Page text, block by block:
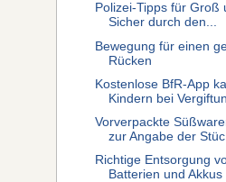
Polizei-Tipps für Groß
Sicher durch den...
Bewegung für einen
Rücken
Kostenlose BfR-App
Kindern bei
Vorverpackte
zur Angabe der
Richtige Entsorgung
Batterien und Akkus